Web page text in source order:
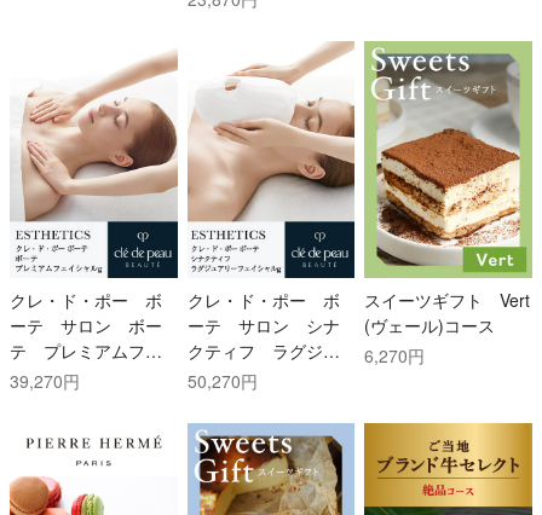
クレ・ド・ポー ボ
ーテ サロン ボー
テ プレミアムフェ
イシャル
39,270円
クレ・ド・ポー ボ
ーテ サロン シナ
クティフ ラグジュ
アリーフェイシャル
50,270円
スイーツギフト Vert
(ヴェール)コース
6,270円